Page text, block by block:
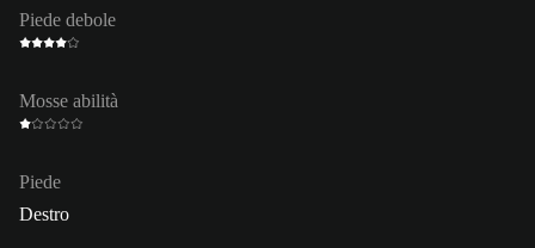
Piede debole
Mosse abilità
Piede
Destro